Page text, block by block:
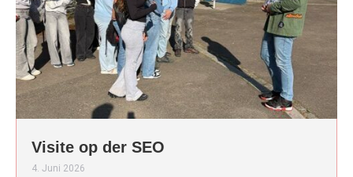
Visite op der SEO
4. Juni 2026